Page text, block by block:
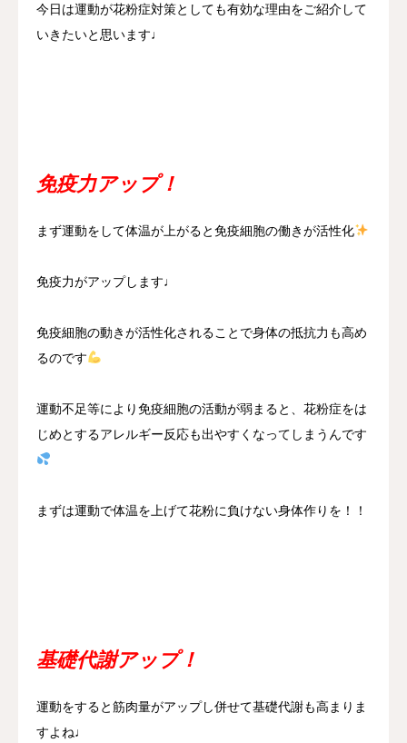
今日は運動が花粉症対策としても有効な理由をご紹介して
いきたいと思います♩
免疫力アップ！
まず運動をして体温が上がると免疫細胞の働きが活性化
免疫力がアップします♩
免疫細胞の動きが活性化されることで身体の抵抗力も高め
るのです
運動不足等により免疫細胞の活動が弱まると、花粉症をは
じめとするアレルギー反応も出やすくなってしまうんです
まずは運動で体温を上げて花粉に負けない身体作りを！！
基礎代謝アップ！
運動をすると筋肉量がアップし併せて基礎代謝も高まりま
すよね♩